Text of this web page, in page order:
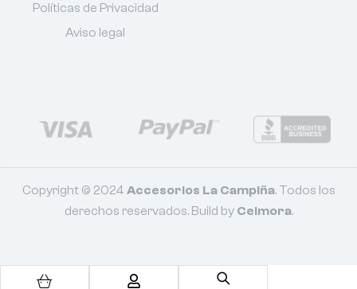
Políticas de Privacidad
Aviso legal
Copyright © 2024 Accesorios La Campiña. Todos los
derechos reservados. Build byCelmora.